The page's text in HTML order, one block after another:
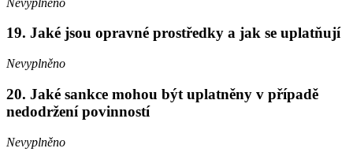
19. Jaké jsou opravné prostředky a jak se uplatňují
Nevyplněno
20. Jaké sankce mohou být uplatněny v případě
nedodržení povinností
Nevyplněno